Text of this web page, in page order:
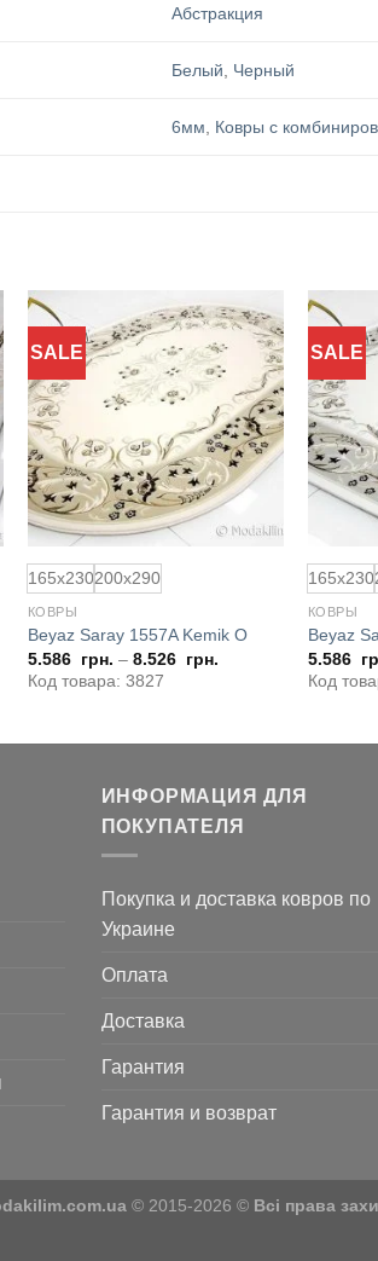
Абстракция
Белый Черный
6мм Ковры с
SALE
Добавить
в
избранное
165x230200x290
КОВРЫ
Beyaz Saray 1557A Kemik O
5.586 грн. – 8.526 грн.
Код товара: 3827
SALE
165x230
КОВРЫ
Beyaz
5.586
Код
ИНФОРМАЦИЯ ДЛЯ
ПОКУПАТЕЛЯ
Покупка и доставка ковров по
Украине
Оплата
Доставка
Гарантия
Гарантия и возврат
© 2015-2026 © Всі права